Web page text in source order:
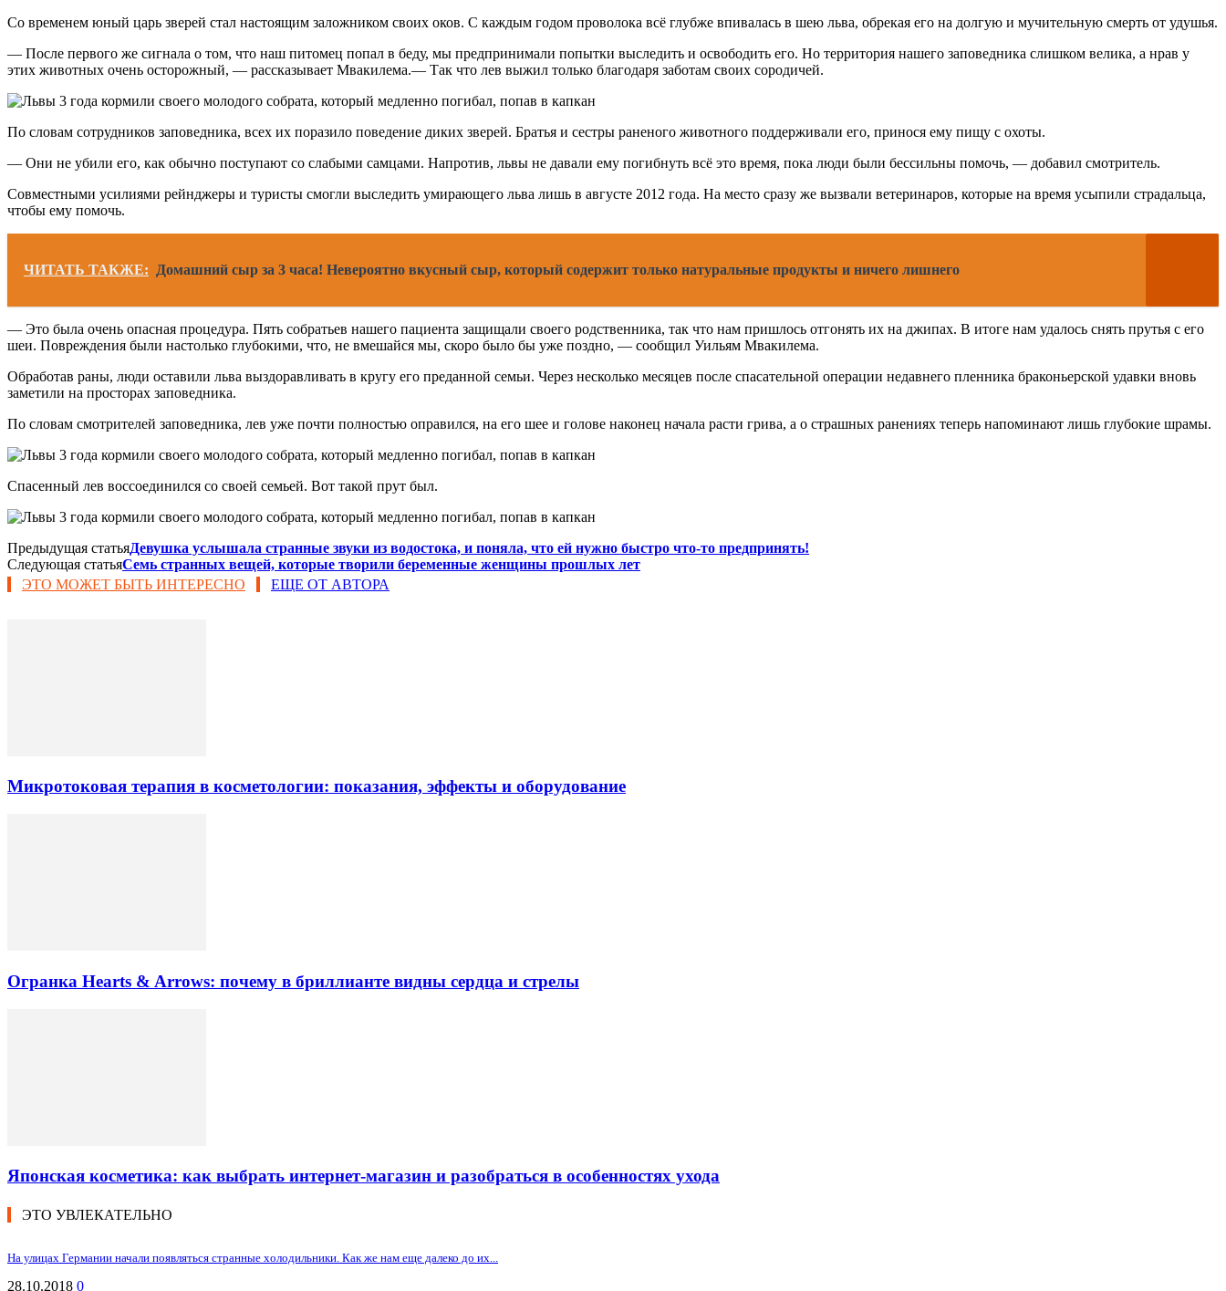
Со временем юный царь зверей стал настоящим заложником своих оков. С каждым годом проволока всё глубже впивалась в шею льва, обрекая его на долгую и мучительную смерть от удушья.
— После первого же сигнала о том, что наш питомец попал в беду, мы предпринимали попытки выследить и освободить его. Но территория нашего заповедника слишком велика, а нрав у
этих животных очень осторожный, — рассказывает Мвакилема.— Так что лев выжил только благодаря заботам своих сородичей.
По словам сотрудников заповедника, всех их поразило поведение диких зверей. Братья и сестры раненого животного поддерживали его, принося ему пищу с охоты.
— Они не убили его, как обычно поступают со слабыми самцами. Напротив, львы не давали ему погибнуть всё это время, пока люди были бессильны помочь, — добавил смотритель.
Совместными усилиями рейнджеры и туристы смогли выследить умирающего льва лишь в августе 2012 года. На место сразу же вызвали ветеринаров, которые на время усыпили страдальца,
чтобы ему помочь.
ЧИТАТЬ ТАКЖЕ: Домашний сыр за 3 часа! Невероятно вкусный сыр, который содержит только натуральные продукты и ничего лишнего
— Это была очень опасная процедура. Пять собратьев нашего пациента защищали своего родственника, так что нам пришлось отгонять их на джипах. В итоге нам удалось снять прутья с его
шеи. Повреждения были настолько глубокими, что, не вмешайся мы, скоро было бы уже поздно, — сообщил Уильям Мвакилема.
Обработав раны, люди оставили льва выздоравливать в кругу его преданной семьи. Через несколько месяцев после спасательной операции недавнего пленника браконьерской удавки вновь
заметили на просторах заповедника.
По словам смотрителей заповедника, лев уже почти полностью оправился, на его шее и голове наконец начала расти грива, а о страшных ранениях теперь напоминают лишь глубокие шрамы.
Спасенный лев воссоединился со своей семьей. Вот такой прут был.
Предыдущая статьяДевушка услышала странные звуки из водостока, и поняла, что ей нужно быстро что-то предпринять!
Следующая статьяСемь странных вещей, которые творили беременные женщины прошлых лет
ЭТО МОЖЕТ БЫТЬ ИНТЕРЕСНО
ЕЩЕ ОТ АВТОРА
Микротоковая терапия в косметологии: показания, эффекты и оборудование
Огранка Hearts & Arrows: почему в бриллианте видны сердца и стрелы
Японская косметика: как выбрать интернет-магазин и разобраться в особенностях ухода
ЭТО УВЛЕКАТЕЛЬНО
На улицах Германии начали появляться странные холодильники. Как же нам еще далеко до их...
28.10.2018 0